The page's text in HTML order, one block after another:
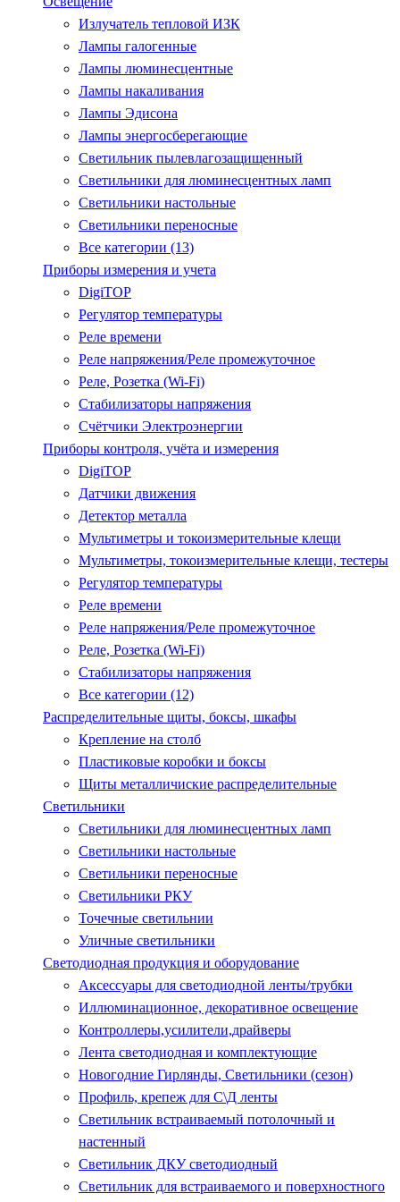
Излучатель тепловой ИЗК
Лампы галогенные
Лампы люминесцентные
Лампы накаливания
Лампы Эдисона
Лампы энергосберегающие
Светильник пылевлагозащищенный
Светильники для люминесцентных ламп
Светильники настольные
Светильники переносные
Все категории (13)
Приборы измерения и учета
DigiTOP
Регулятор температуры
Реле времени
Реле напряжения/Реле промежуточное
Реле, Розетка (Wi-Fi)
Стабилизаторы напряжения
Счётчики Электроэнергии
Приборы контроля, учёта и измерения
DigiTOP
Датчики движения
Детектор металла
Мультиметры и токоизмерительные клещи
Мультиметры, токоизмерительные клещи, тестеры
Регулятор температуры
Реле времени
Реле напряжения/Реле промежуточное
Реле, Розетка (Wi-Fi)
Стабилизаторы напряжения
Все категории (12)
Распределительные щиты, боксы, шкафы
Крепление на столб
Пластиковые коробки и боксы
Щиты металличиские распределительные
Светильники
Светильники для люминесцентных ламп
Светильники настольные
Светильники переносные
Светильники РКУ
Точечные светильнии
Уличные светильники
Светодиодная продукция и оборудование
Аксессуары для светодиодной ленты/трубки
Иллюминационное, декоративное освещение
Контроллеры,усилители,драйверы
Лента светодиодная и комплектующие
Новогодние Гирлянды, Светильники (сезон)
Профиль, крепеж для С\Д ленты
Светильник встраиваемый потолочный и
настенный
Светильник ДКУ светодиодный
Светильник для встраиваемого и поверхностного